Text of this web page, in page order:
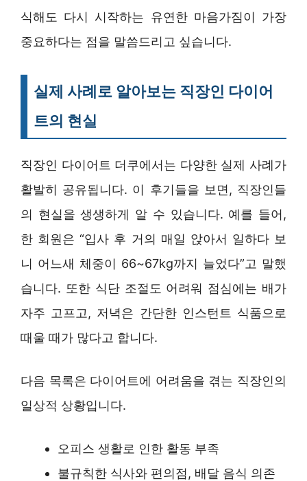
식해도 다시 시작하는 유연한 마음가짐이 가장
중요하다는 점을 말씀드리고 싶습니다.
실제 사례로 알아보는 직장인 다이어
트의 현실
직장인 다이어트 더쿠에서는 다양한 실제 사례가
활발히 공유됩니다. 이 후기들을 보면, 직장인들
의 현실을 생생하게 알 수 있습니다. 예를 들어,
한 회원은 “입사 후 거의 매일 앉아서 일하다 보
니 어느새 체중이 66~67kg까지 늘었다”고 말했
습니다. 또한 식단 조절도 어려워 점심에는 배가
자주 고프고, 저녁은 간단한 인스턴트 식품으로
때울 때가 많다고 합니다.
다음 목록은 다이어트에 어려움을 겪는 직장인의
일상적 상황입니다.
오피스 생활로 인한 활동 부족
불규칙한 식사와 편의점, 배달 음식 의존